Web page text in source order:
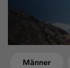
Männer